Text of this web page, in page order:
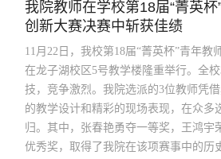
我院教师在学校第18届“菁英
创新大赛决赛中斩获佳绩
11月22日，我校第18届“菁英杯”青年教
在龙子湖校区5号教学楼隆重举行。全
技，竞争激烈。我院选派的3位教师凭
的教学设计和精彩的现场表现，在众多
归。其中，张春艳勇夺一等奖，王鸿宇
优秀奖，取得了我院在该项赛事中的历